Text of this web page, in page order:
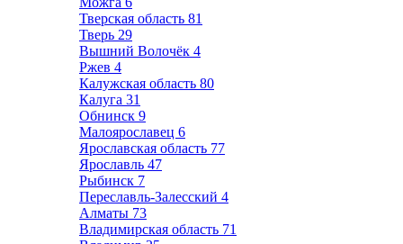
Тверская область 81
Тверь 29
Вышний Волочёк 4
Ржев 4
Калужская область 80
Калуга 31
Обнинск 9
Малоярославец 6
Ярославская область 77
Ярославль 47
Рыбинск 7
Переславль-Залесский 4
Алматы 73
Владимирская область 71